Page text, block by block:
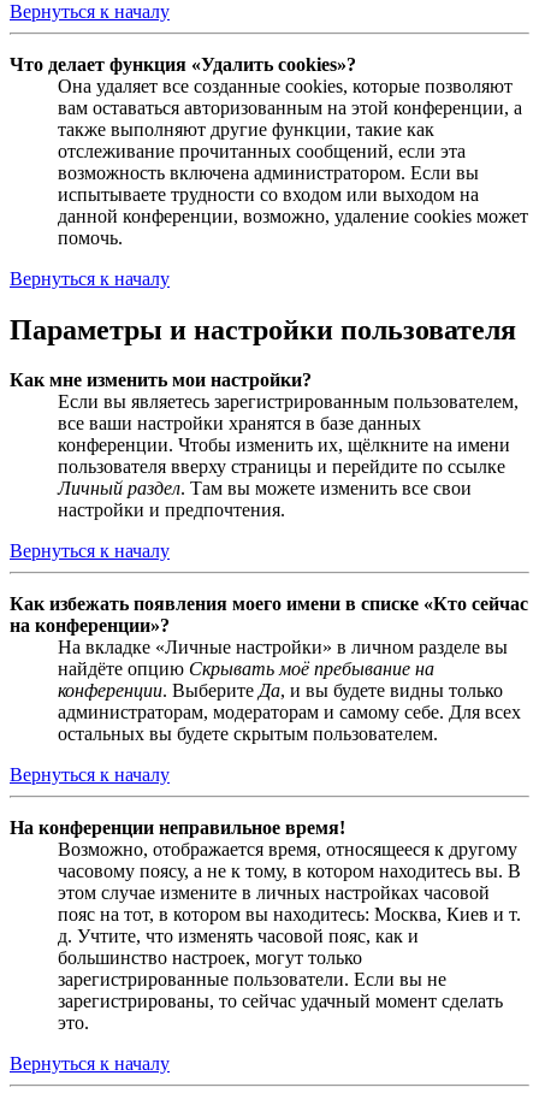
Вернуться к началу
Что делает функция «Удалить cookies»?
Она удаляет все созданные cookies, которые позволяют
вам оставаться авторизованным на этой конференции, а
также выполняют другие функции, такие как
отслеживание прочитанных сообщений, если эта
возможность включена администратором. Если вы
испытываете трудности со входом или выходом на
данной конференции, возможно, удаление cookies может
помочь.
Вернуться к началу
Параметры и настройки пользователя
Как мне изменить мои настройки?
Если вы являетесь зарегистрированным пользователем,
все ваши настройки хранятся в базе данных
конференции. Чтобы изменить их, щёлкните на имени
пользователя вверху страницы и перейдите по ссылке
Личный раздел. Там вы можете изменить все свои
настройки и предпочтения.
Вернуться к началу
Как избежать появления моего имени в списке «Кто сейчас
на конференции»?
На вкладке «Личные настройки» в личном разделе вы
найдёте опцию Скрывать моё пребывание на
конференции. ВыберитеДа, и вы будете видны только
администраторам, модераторам и самому себе. Для всех
остальных вы будете скрытым пользователем.
Вернуться к началу
На конференции неправильное время!
Возможно, отображается время, относящееся к другому
часовому поясу, а не к тому, в котором находитесь вы. В
этом случае измените в личных настройках часовой
пояс на тот, в котором вы находитесь: Москва, Киев и т.
д. Учтите, что изменять часовой пояс, как и
большинство настроек, могут только
зарегистрированные пользователи. Если вы не
зарегистрированы, то сейчас удачный момент сделать
это.
Вернуться к началу